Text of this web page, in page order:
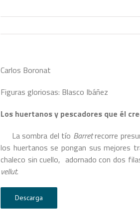
Carlos Boronat
Figuras gloriosas: Blasco Ibáñez
Los huertanos y pescadores que él
La sombra del tío Barretrecorre
los huertanos se pongan sus mejores
chaleco sin cuello, adornado con dos
vellut.
Descarga